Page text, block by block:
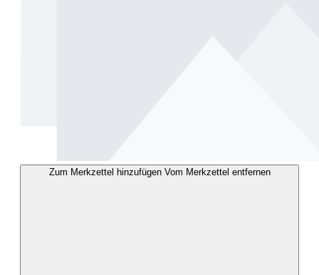
Zum Merkzettel hinzufügen Vom Merkzettel entfernen